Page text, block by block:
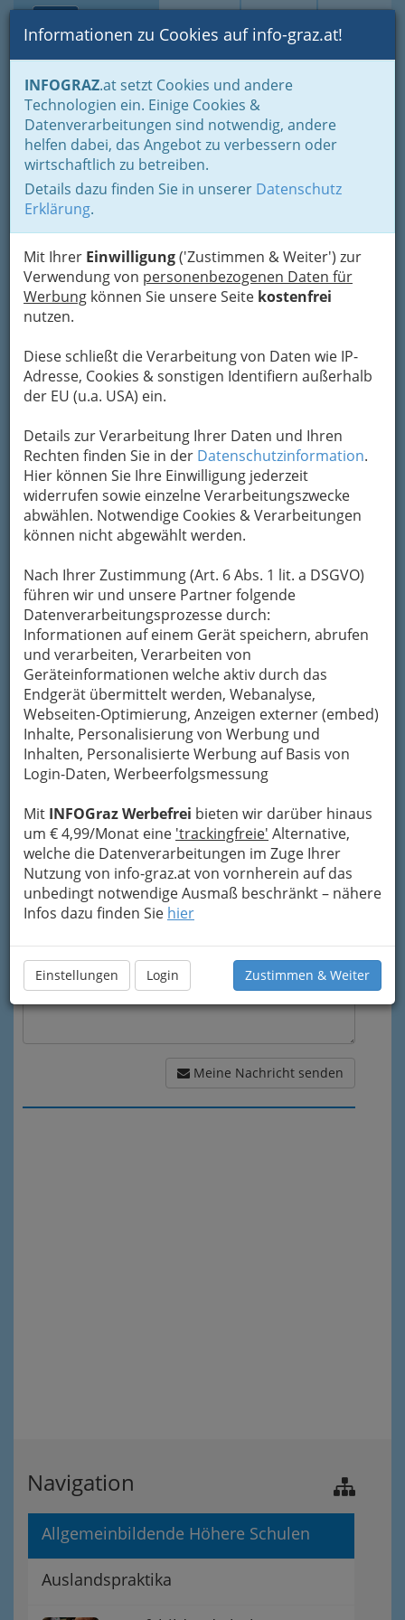
Suche Login Toggle
Informationen zu Cookies auf info-graz.at!
INFOGRAZ.at setzt Cookies und andere
Technologien ein. Einige Cookies &
Datenverarbeitungen sind notwendig, andere
helfen dabei, das Angebot zu verbessern oder
wirtschaftlich zu betreiben.
Details dazu finden Sie in unserer Datenschutz
Erklärung.
Mit Ihrer Einwilligung('Zustimmen & Weiter') zur
Verwendung von personenbezogenen Daten für
Werbung können Sie unsere Seite kostenfrei
nutzen.
Diese schließt die Verarbeitung von Daten wie IP-
Adresse, Cookies & sonstigen Identifiern außerhalb
der EU (u.a. USA) ein.
Details zur Verarbeitung Ihrer Daten und Ihren
Rechten finden Sie in der Datenschutzinformation.
Hier können Sie Ihre Einwilligung jederzeit
widerrufen sowie einzelne Verarbeitungszwecke
abwählen. Notwendige Cookies & Verarbeitungen
können nicht abgewählt werden.
Nach Ihrer Zustimmung (Art. 6 Abs. 1 lit. a DSGVO)
führen wir und unsere Partner folgende
Datenverarbeitungsprozesse durch:
Informationen auf einem Gerät speichern, abrufen
und verarbeiten, Verarbeiten von
Geräteinformationen welche aktiv durch das
Endgerät übermittelt werden, Webanalyse,
Webseiten-Optimierung, Anzeigen externer (embed)
Inhalte, Personalisierung von Werbung und
Inhalten, Personalisierte Werbung auf Basis von
Login-Daten, Werbeerfolgsmessung
Mit INFOGraz Werbefrei bieten wir darüber hinaus
um € 4,99/Monat eine 'trackingfreie' Alternative,
welche die Datenverarbeitungen im Zuge Ihrer
Nutzung von info-graz.at von vornherein auf das
unbedingt notwendige Ausmaß beschränkt – nähere
Infos dazu finden Sie hier
Einstellungen Login Zustimmen & Weiter
Home Branchen
Jobs & Karriere Steiermark
Aus- u. Weiterbildung
Allgemeinbildende Höhere Schulen
BG und BRG
Lichtenfelsgasse
Lichtenfelsgasse 15, 8010 Graz
+43 316 321 226 - 0
+43 316 321 226 - 11
Karte
Adresse mit Google Maps anschauen
Kontaktaufnahme
Um die Info-Graz Firmenvor Spam-Mails zu
bewahren , verwenden wir an dieser Stelle zur
Übermittlung Ihrer Nachricht ein sicheres
Formular. Ihre Nachricht wird nach dem
Absenden umgehend per Mail an das
Unternehmen BG und BRG Lichtenfelsgasse
weitergeleitet.
Mein Name
Meine Email Adresse
Meine Nachricht
Meine Nachricht senden
Navigation
Allgemeinbildende Höhere Schulen
Auslandspraktika